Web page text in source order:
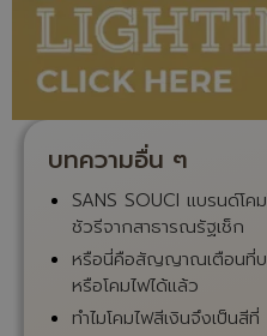
บทความอื่น ๆ
SANS SOUCI แบรนด์โค
ชัวรีจากสาธารณรัฐเช็ก
หรือนี่คือสัญญาณเตือนที่บ
หรือโคมไฟได้แล้ว
ทำไมโคมไฟสีเงินจึงเป็นสี